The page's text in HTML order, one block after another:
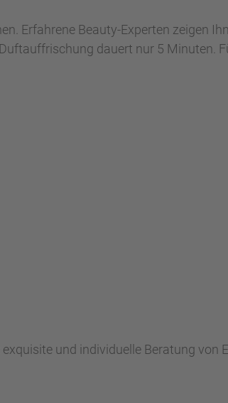
Erfahrene Beauty-Experten zeigen
dauert nur 5 Minuten.
und individuelle Beratung von